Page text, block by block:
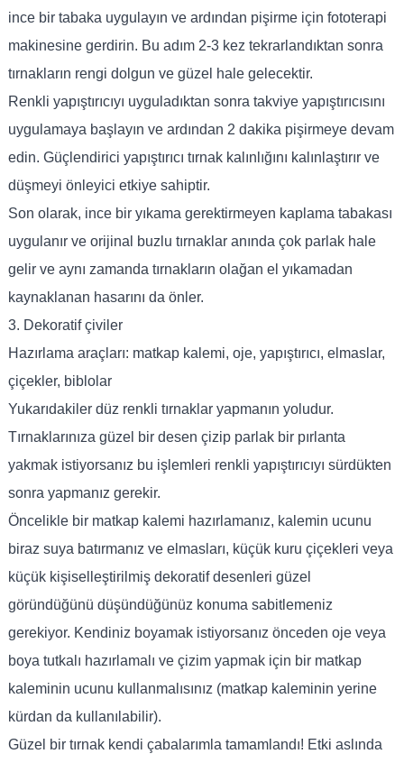
ince bir tabaka uygulayın ve ardından pişirme için fototerapi
makinesine gerdirin. Bu adım 2-3 kez tekrarlandıktan sonra
tırnakların rengi dolgun ve güzel hale gelecektir.
Renkli yapıştırıcıyı uyguladıktan sonra takviye yapıştırıcısını
uygulamaya başlayın ve ardından 2 dakika pişirmeye devam
edin. Güçlendirici yapıştırıcı tırnak kalınlığını kalınlaştırır ve
düşmeyi önleyici etkiye sahiptir.
Son olarak, ince bir yıkama gerektirmeyen kaplama tabakası
uygulanır ve orijinal buzlu tırnaklar anında çok parlak hale
gelir ve aynı zamanda tırnakların olağan el yıkamadan
kaynaklanan hasarını da önler.
3. Dekoratif çiviler
Hazırlama araçları: matkap kalemi, oje, yapıştırıcı, elmaslar,
çiçekler, biblolar
Yukarıdakiler düz renkli tırnaklar yapmanın yoludur.
Tırnaklarınıza güzel bir desen çizip parlak bir pırlanta
yakmak istiyorsanız bu işlemleri renkli yapıştırıcıyı sürdükten
sonra yapmanız gerekir.
Öncelikle bir matkap kalemi hazırlamanız, kalemin ucunu
biraz suya batırmanız ve elmasları, küçük kuru çiçekleri veya
küçük kişiselleştirilmiş dekoratif desenleri güzel
göründüğünü düşündüğünüz konuma sabitlemeniz
gerekiyor. Kendiniz boyamak istiyorsanız önceden oje veya
boya tutkalı hazırlamalı ve çizim yapmak için bir matkap
kaleminin ucunu kullanmalısınız (matkap kaleminin yerine
kürdan da kullanılabilir).
Güzel bir tırnak kendi çabalarımla tamamlandı! Etki aslında